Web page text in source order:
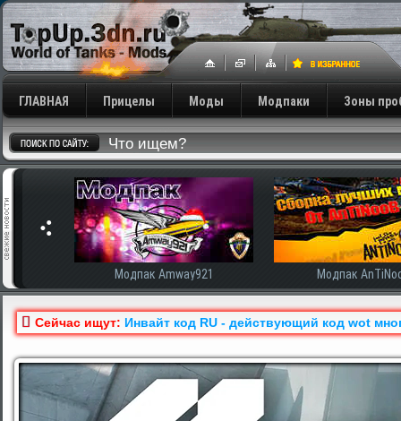
ГЛАВНАЯ Прицелы Моды Модпаки Зоны
Модпак Amway921 Модпак
Сейчас ищут: Инвайт код RU - действующий код wot